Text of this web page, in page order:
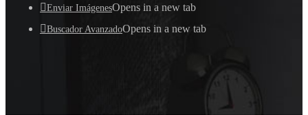
Enviar ImágenesOpens in a new tab
Buscador AvanzadoOpens in a new tab